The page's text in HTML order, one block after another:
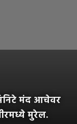
मंद आचेवर
मुरेल.